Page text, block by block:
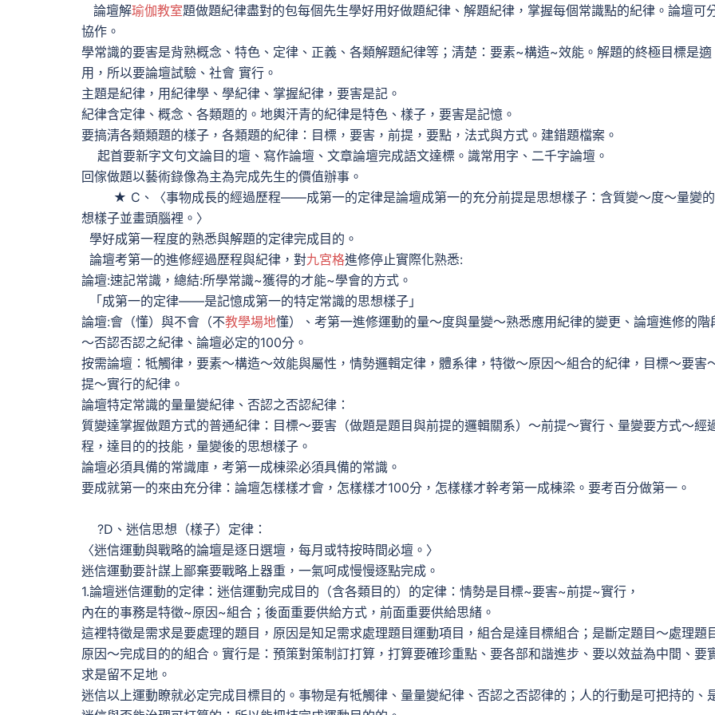
論壇解瑜伽教室題做題紀律盡對的包每個先生學好用好做題紀律、解題紀律，掌握每個常識點的紀律。論壇可
協作。
學常識的要害是背熟概念、特色、定律、正義、各類解題紀律等；清楚：要素~構造~效能。解題的終極目標是適
用，所以要論壇試驗、社會 實行。
主題是紀律，用紀律學、學紀律、掌握紀律，要害是記。
紀律含定律、概念、各類題的。地輿汗青的紀律是特色、樣子，要害是記憶。
要搞清各類類題的樣子，各類題的紀律：目標，要害，前提，要點，法式與方式。建錯題檔案。
起首要新字文句文論目的壇、寫作論壇、文章論壇完成語文達標。識常用字、二千字論壇。
回傢做題以藝術錄像為主為完成先生的價值辦事。
★ C、〈事物成長的經過歷程——成第一的定律是論壇成第一的充分前提是思想樣子：含質變～度～量變
想樣子並畫頭腦裡。〉
學好成第一程度的熟悉與解題的定律完成目的。
論壇考第一的進修經過歷程與紀律，對九宮格進修停止實際化熟悉:
論壇:速記常識，總結:所學常識~獲得的才能~學會的方式。
「成第一的定律——是記憶成第一的特定常識的思想樣子」
論壇:會（懂）與不會（不教學場地懂）、考第一進修運動的量～度與量變～熟悉應用紀律的變更、論壇進修的階
～否認否認之紀律、論壇必定的100分。
按需論壇：牴觸律，要素～構造～效能與屬性，情勢邏輯定律，體系律，特徵～原因～組合的紀律，目標～要害
提～實行的紀律。
論壇特定常識的量量變紀律、否認之否認紀律：
質變達掌握做題方式的普通紀律：目標～要害（做題是題目與前提的邏輯關系）～前提～實行、量變要方式～經
程，達目的的技能，量變後的思想樣子。
論壇必須具備的常識庫，考第一成棟梁必須具備的常識。
要成就第一的來由充分律：論壇怎樣樣才會，怎樣樣才100分，怎樣樣才幹考第一成棟梁。要考百分做第一
?D、迷信思想（樣子）定律：
〈迷信運動與戰略的論壇是逐日選壇，每月或特按時間必壇。〉
迷信運動要計謀上鄙棄要戰略上器重，一氣呵成慢慢逐點完成。
1.論壇迷信運動的定律：迷信運動完成目的（含各類目的）的定律：情勢是目標~要害~前提~實行，
內在的事務是特徵~原因~組合；後面重要供給方式，前面重要供給思緒。
這裡特徵是需求是要處理的題目，原因是知足需求處理題目運動項目，組合是達目標組合；是斷定題目～處理題
原因～完成目的的組合。實行是：預策對策制訂打算，打算要確珍重點、要各部和諧進步、要以效益為中間、要
求是留不足地。
迷信以上運動瞭就必定完成目標目的。事物是有牴觸律、量量變紀律、否認之否認律的；人的行動是可把持的、